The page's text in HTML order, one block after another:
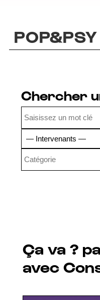
Chercher
Ça va ?
avec